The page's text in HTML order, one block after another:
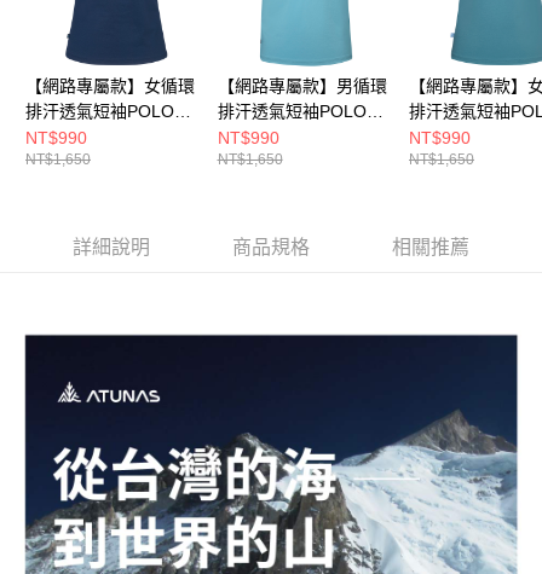
買賣價金債權讓與本公司後，依約使用本公司帳單繳交帳款。
2.基於同意付款使用「大哥付你分期」之契約關係目的，商店將以您的個人
資料（包含姓名、電話或地址）提供予台灣大哥大進項蒐集、處理及利用，
由本公司與您本人進行分期帳單所需資料之確認、核對及更正。
3.完整用戶服務條款，請詳閱以下連結：https://oppay.tw/userRule
付款後萊爾富取貨
每筆NT$80，滿NT$790(含以上)免運費
7-11取貨付款
每筆NT$80，滿NT$790(含以上)免運費
付款後7-11取貨
新竹貨運
付款後門市自取
每筆NT$80，滿NT$790(含以上)免運費
宅配貨到付款
每筆NT$130，滿NT$2,000(含以上)免運費
【網路專屬款】女循環
排汗透氣短袖POLO衫
(A8PS2530WC深藍/吸
溼排汗/快乾)
NT$990
NT$1,650
【網路專屬款】男循環
排汗透氣短袖POLO衫
(A8PS2529MC湖綠/吸
溼排汗/快乾)
NT$990
NT$1,650
【網路專屬款】
排汗透氣短袖
(A8PS2530WC
溼排汗/快乾)
NT$990
NT$1,650
詳細說明 商品規格 相關推薦